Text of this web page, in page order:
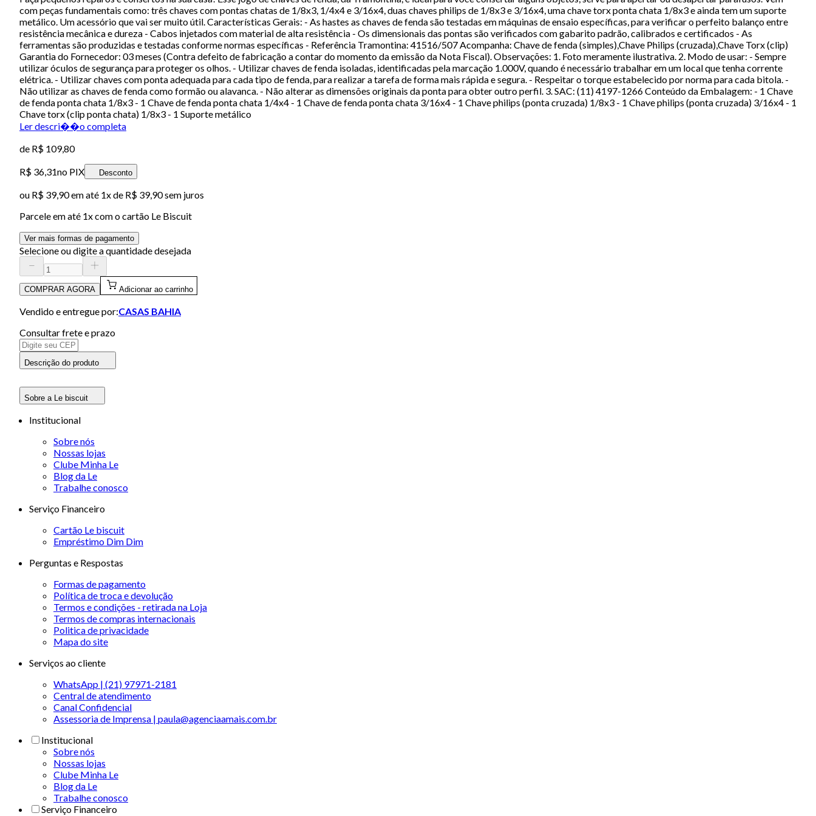
com peças fundamentais como: três chaves com pontas chatas de 1/8x3, 1/4x4 e 3/16x4, duas chaves philips de 1/8x3 e 3/16x4, uma chave torx ponta chata 1/8x3 e ainda tem um suporte
metálico. Um acessório que vai ser muito útil. Características Gerais: - As hastes as chaves de fenda são testadas em máquinas de ensaio específicas, para verificar o perfeito balanço entre
resistência mecânica e dureza - Cabos injetados com material de alta resistência - Os dimensionais das pontas são verificados com gabarito padrão, calibrados e certificados - As
ferramentas são produzidas e testadas conforme normas específicas - Referência Tramontina: 41516/507 Acompanha: Chave de fenda (simples),Chave Philips (cruzada),Chave Torx (clip)
Garantia do Fornecedor: 03 meses (Contra defeito de fabricação a contar do momento da emissão da Nota Fiscal). Observações: 1. Foto meramente ilustrativa. 2. Modo de usar: - Sempre
utilizar óculos de segurança para proteger os olhos. - Utilizar chaves de fenda isoladas, identificadas pela marcação 1.000V, quando é necessário trabalhar em um local que tenha corrente
elétrica. - Utilizar chaves com ponta adequada para cada tipo de fenda, para realizar a tarefa de forma mais rápida e segura. - Respeitar o torque estabelecido por norma para cada bitola. -
Não utilizar as chaves de fenda como formão ou alavanca. - Não alterar as dimensões originais da ponta para obter outro perfil. 3. SAC: (11) 4197-1266 Conteúdo da Embalagem: - 1 Chave
de fenda ponta chata 1/8x3 - 1 Chave de fenda ponta chata 1/4x4 - 1 Chave de fenda ponta chata 3/16x4 - 1 Chave philips (ponta cruzada) 1/8x3 - 1 Chave philips (ponta cruzada) 3/16x4 - 1
Chave torx (clip ponta chata) 1/8x3 - 1 Suporte metálico
Ler descri��o completa
de R$ 109,80
R$ 36,31no PIX Desconto
ou R$ 39,90em até 1x de R$ 39,90sem juros
Parcele em até 1x com o cartão Le Biscuit
Ver mais formas de pagamento
Selecione ou digite a quantidade desejada
COMPRAR AGORA Adicionar ao carrinho
Vendido e entregue por:CASAS BAHIA
Consultar frete e prazo
Descrição do produto
Sobre a Le biscuit
Institucional
Sobre nós
Nossas lojas
Clube Minha Le
Blog da Le
Trabalhe conosco
Serviço Financeiro
Cartão Le biscuit
Empréstimo Dim Dim
Perguntas e Respostas
Formas de pagamento
Política de troca e devolução
Termos e condições - retirada na Loja
Termos de compras internacionais
Politica de privacidade
Mapa do site
Serviços ao cliente
WhatsApp | (21) 97971-2181
Central de atendimento
Canal Confidencial
Assessoria de Imprensa | paula@agenciaamais.com.br
Institucional
Sobre nós
Nossas lojas
Clube Minha Le
Blog da Le
Trabalhe conosco
Serviço Financeiro